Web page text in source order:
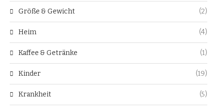
Größe & Gewicht (2)
Heim (4)
Kaffee & Getränke (1)
Kinder (19)
Krankheit (5)